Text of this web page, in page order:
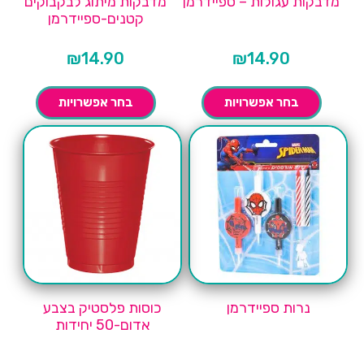
₪14.90
בחר אפשרויות
קטנים-ספיידרמן
₪14.90
בחר אפשרויות
נרות ספיידרמן
כוסות פלסטיק בצבע
אדום-50 יחידות